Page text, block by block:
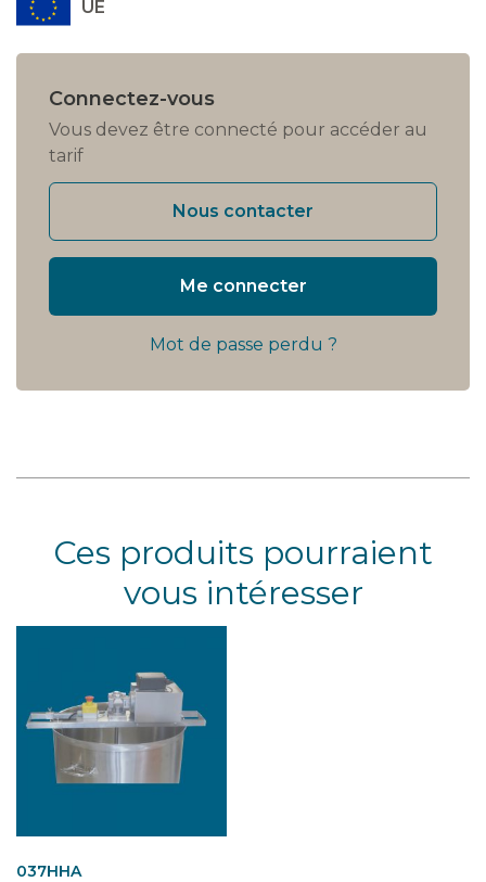
UE
Connectez-vous
Vous devez être connecté pour accéder au
tarif
Nous contacter
Me connecter
Mot de passe perdu ?
Ces produits pourraient
vous intéresser
037HHA